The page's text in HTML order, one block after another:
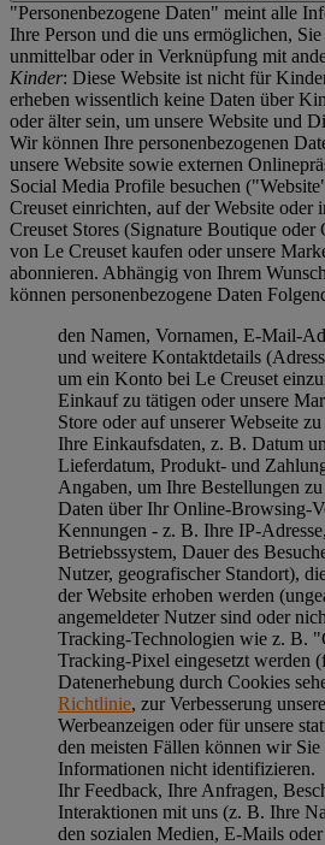
"Personenbezogene Daten" meint alle
Ihre Person und die uns ermöglichen,
unmittelbar oder in Verknüpfung mit
Kinder: Diese Website ist nicht für
erheben wissentlich keine Daten über
oder älter sein, um unsere Website und
Wir können Ihre personenbezogenen
unsere Website sowie externen
Social Media Profile besuchen ("Website
Creuset einrichten, auf der Website oder
Creuset Stores (Signature Boutique oder
von Le Creuset kaufen oder unsere
abonnieren. Abhängig von Ihrem
können personenbezogene Daten
den Namen, Vornamen, E-Mail-
und weitere Kontaktdetails
um ein Konto bei Le Creuset
Einkauf zu tätigen oder unsere
Store oder auf unserer Webseite
Ihre Einkaufsdaten, z. B. Datum
Lieferdatum, Produkt- und
Angaben, um Ihre Bestellungen zu
Daten über Ihr Online-Browsing-
Kennungen - z. B. Ihre IP-
Betriebssystem, Dauer des
Nutzer, geografischer Standort),
der Website erhoben werden
angemeldeter Nutzer sind oder
Tracking-Technologien wie z. B.
Tracking-Pixel eingesetzt werden
Datenerhebung durch Cookies
Richtlinie, zur Verbesserung
Werbeanzeigen oder für unsere
den meisten Fällen können wir Sie
Informationen nicht identifizieren.
Ihr Feedback, Ihre Anfragen,
Interaktionen mit uns (z. B. Ihre
den sozialen Medien, E-Mails